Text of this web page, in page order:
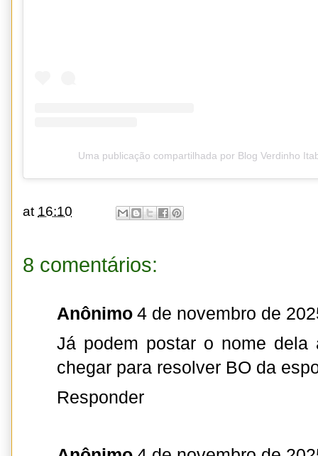
Uma publicação compartilhada por Blog Verdinho
at 16:10
8 comentários:
Anônimo 4 de novembro de
Já podem postar o nome dela
chegar para resolver BO da
Responder